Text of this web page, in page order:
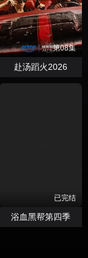
第08集
赴汤蹈火2026
已完结
浴血黑帮第四季